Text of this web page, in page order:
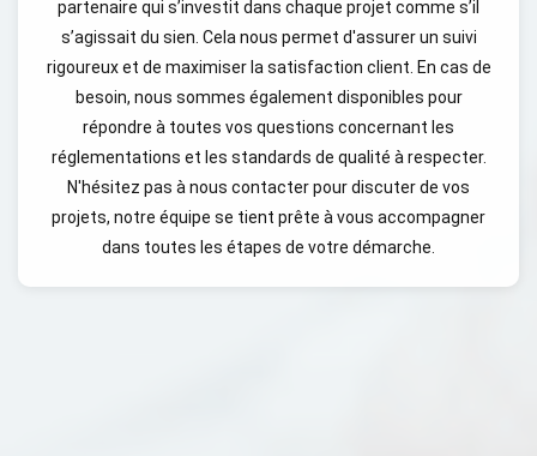
partenaire qui s’investit dans chaque projet comme s’il
s’agissait du sien. Cela nous permet d'assurer un suivi
rigoureux et de maximiser la satisfaction client. En cas de
besoin, nous sommes également disponibles pour
répondre à toutes vos questions concernant les
réglementations et les standards de qualité à respecter.
N'hésitez pas à nous contacter pour discuter de vos
projets, notre équipe se tient prête à vous accompagner
dans toutes les étapes de votre démarche.